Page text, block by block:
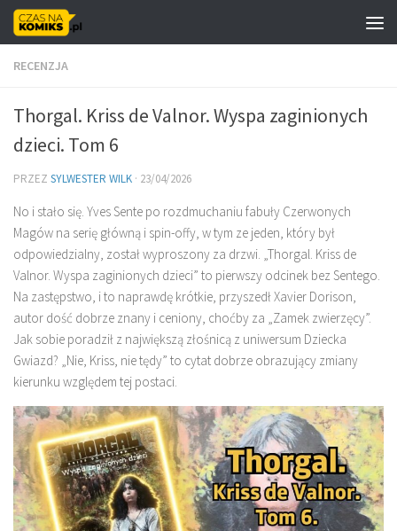
Skip to content
RECENZJA
Thorgal. Kriss de Valnor. Wyspa zaginionych
dzieci. Tom 6
PRZEZ SYLWESTER WILK · 23/04/2026
No i stało się. Yves Sente po rozdmuchaniu fabuły Czerwonych
Magów na serię główną i spin-offy, w tym ze jeden, który był
odpowiedzialny, został wyproszony za drzwi. „Thorgal. Kriss de
Valnor. Wyspa zaginionych dzieci” to pierwszy odcinek bez Sentego.
Na zastępstwo, i to naprawdę krótkie, przyszedł Xavier Dorison,
autor dość dobrze znany i ceniony, choćby za „Zamek zwierzęcy”.
Jak sobie poradził z największą złośnicą z uniwersum Dziecka
Gwiazd? „Nie, Kriss, nie tędy” to cytat dobrze obrazujący zmiany
kierunku względem tej postaci.